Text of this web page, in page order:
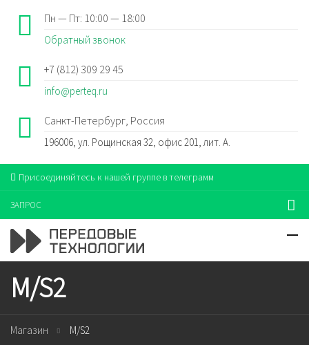
Пн — Пт: 10:00 — 18:00
Обратный звонок
+7 (812) 309 29 45
info@perteq.ru
Санкт-Петербург, Россия
196006, ул. Рощинская 32, офис 201, лит. А.
Присоединяйтесь к нашей группе в телеграмм
ЗАПРОС
M/S2
Магазин M/S2